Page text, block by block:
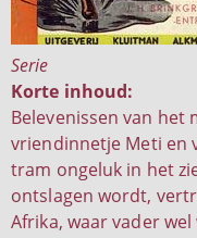
Serie
Korte inhoud:
Belevenissen van het
vriendinnetje Meti en
tram ongeluk in het
ontslagen wordt,
Afrika, waar vader